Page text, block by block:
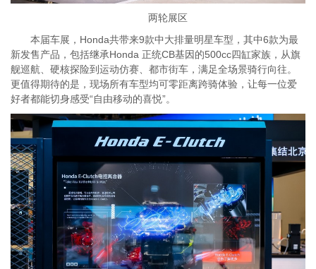
两轮展区
本届车展，Honda共带来9款中大排量明星车型，其中6款为最
新发售产品，包括继承Honda 正统CB基因的500cc四缸家族，从旗
舰巡航、硬核探险到运动仿赛、都市街车，满足全场景骑行向往。
更值得期待的是，现场所有车型均可零距离跨骑体验，让每一位爱
好者都能切身感受“自由移动的喜悦”。